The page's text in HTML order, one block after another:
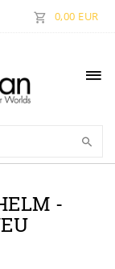
0,00 EUR
-